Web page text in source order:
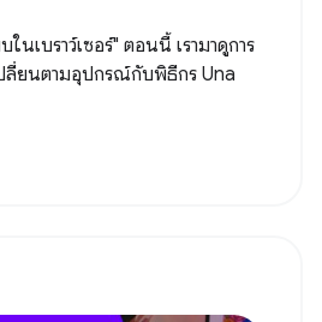
นเบราว์เซอร์" ตอนนี้ เรามาดูการ
ปลี่ยนตามอุปกรณ์กับพิธีกร Una